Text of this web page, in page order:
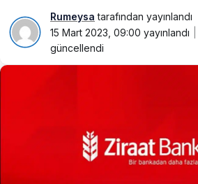
Rumeysa tarafından yayınlandı
15 Mart 2023, 09:00 yayınlandı
güncellendi